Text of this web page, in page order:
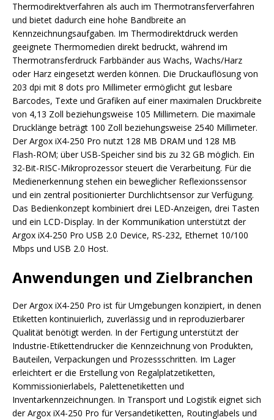
Thermodirektverfahren als auch im Thermotransferverfahren
und bietet dadurch eine hohe Bandbreite an
Kennzeichnungsaufgaben. Im Thermodirektdruck werden
geeignete Thermomedien direkt bedruckt, während im
Thermotransferdruck Farbbänder aus Wachs, Wachs/Harz
oder Harz eingesetzt werden können. Die Druckauflösung von
203 dpi mit 8 dots pro Millimeter ermöglicht gut lesbare
Barcodes, Texte und Grafiken auf einer maximalen Druckbreite
von 4,13 Zoll beziehungsweise 105 Millimetern. Die maximale
Drucklänge beträgt 100 Zoll beziehungsweise 2540 Millimeter.
Der Argox iX4-250 Pro nutzt 128 MB DRAM und 128 MB
Flash-ROM; über USB-Speicher sind bis zu 32 GB möglich. Ein
32-Bit-RISC-Mikroprozessor steuert die Verarbeitung. Für die
Medienerkennung stehen ein beweglicher Reflexionssensor
und ein zentral positionierter Durchlichtsensor zur Verfügung.
Das Bedienkonzept kombiniert drei LED-Anzeigen, drei Tasten
und ein LCD-Display. In der Kommunikation unterstützt der
Argox iX4-250 Pro USB 2.0 Device, RS-232, Ethernet 10/100
Mbps und USB 2.0 Host.
Anwendungen und Zielbranchen
Der Argox iX4-250 Pro ist für Umgebungen konzipiert, in denen
Etiketten kontinuierlich, zuverlässig und in reproduzierbarer
Qualität benötigt werden. In der Fertigung unterstützt der
Industrie-Etikettendrucker die Kennzeichnung von Produkten,
Bauteilen, Verpackungen und Prozessschritten. Im Lager
erleichtert er die Erstellung von Regalplatzetiketten,
Kommissionierlabels, Palettenetiketten und
Inventarkennzeichnungen. In Transport und Logistik eignet sich
der Argox iX4-250 Pro für Versandetiketten, Routinglabels und